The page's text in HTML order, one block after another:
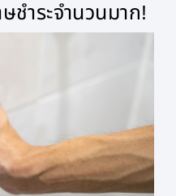
ชำระจำนวนมาก!